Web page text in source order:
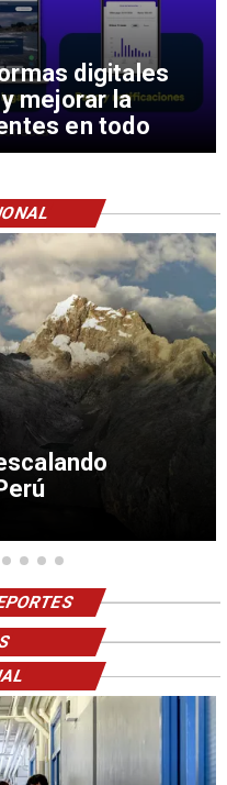
digitales
mejorar la
en todo